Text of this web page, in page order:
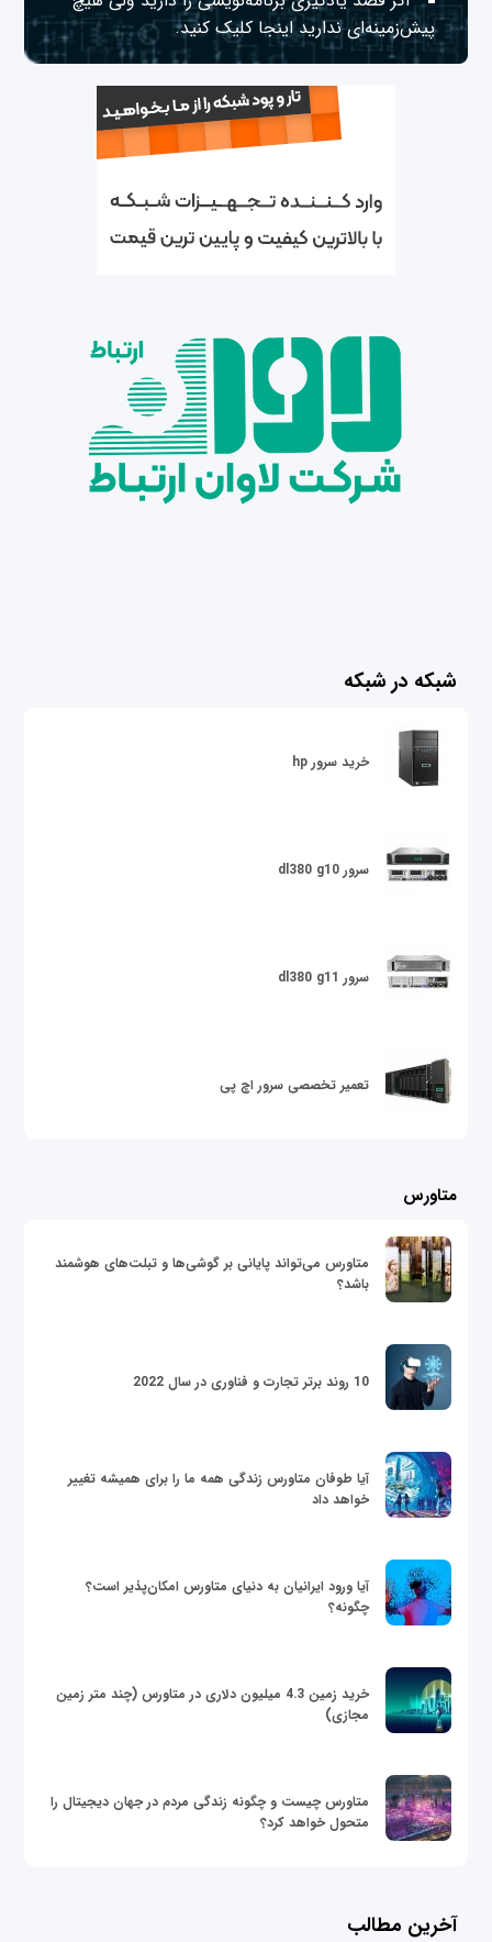
پیش‌زمینه‌ای نداریداینجا کلیک کنید.
شبکه در شبکه
خرید سرور hp
سرور dl380 g10
سرور dl380 g11
تعمیر تخصصی سرور اچ پی
متاورس
متاورس می‌تواند پایانی بر گوشی‌ها و تبلت‌های هوشمند
باشد؟
10 روند برتر تجارت و فناوری در سال 2022
آیا طوفان متاورس زندگی همه ما را برای همیشه تغییر
خواهد داد
آیا ورود ایرانیان به دنیای متاورس امکان‌پذیر است؟
چگونه؟
خرید زمین 4.3 میلیون دلاری در متاورس (چند متر زمین
مجازی)
متاورس چیست و چگونه زندگی مردم در جهان دیجیتال را
متحول خواهد کرد؟
آخرین مطالب